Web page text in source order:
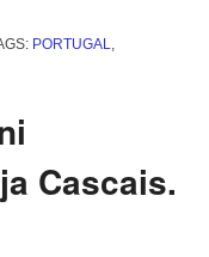
PORTUGAL
Cascais.